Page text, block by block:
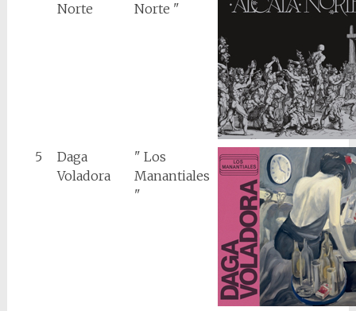
Norte
Norte "
5
Daga
Voladora
" Los
Manantiales
"